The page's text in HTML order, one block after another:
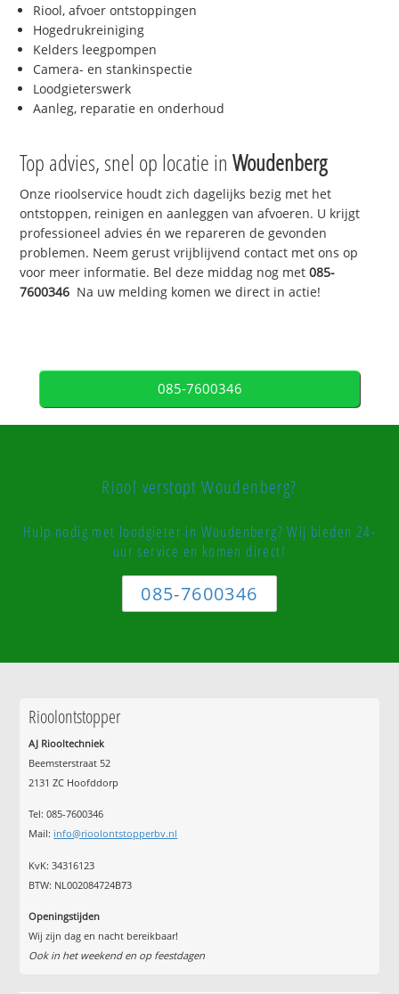
Riool, afvoer ontstoppingen
Hogedrukreiniging
Kelders leegpompen
Camera- en stankinspectie
Loodgieterswerk
Aanleg, reparatie en onderhoud
Top advies, snel op locatie inWoudenberg
Onze rioolservice houdt zich dagelijks bezig met het
ontstoppen, reinigen en aanleggen van afvoeren. U krijgt
professioneel advies én we repareren de gevonden
problemen. Neem gerust vrijblijvend contact met ons op
voor meer informatie. Bel deze middag nog met085-
7600346 Na uw melding komen we direct in actie!
085-7600346
Riool verstopt Woudenberg?
Hulp nodig met loodgieter in Woudenberg? Wij bieden 24-
uur service en komen direct!
085-7600346
Rioolontstopper
AJ Riooltechniek
Beemsterstraat 52
2131 ZC Hoofddorp
Tel:085-7600346
Mail: info@rioolontstopperbv.nl
KvK: 34316123
BTW: NL002084724B73
Openingstijden
Wij zijn dag en nacht bereikbaar!
Ook in het weekend en op feestdagen